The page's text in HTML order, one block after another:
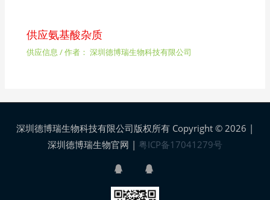
供应氨基酸杂质
供应信息 / 作者： 深圳德博瑞生物科技有限公司
深圳德博瑞生物科技有限公司版权所有 Copyright © 2026 |
深圳德博瑞生物官网 | 粤ICP备17041279号